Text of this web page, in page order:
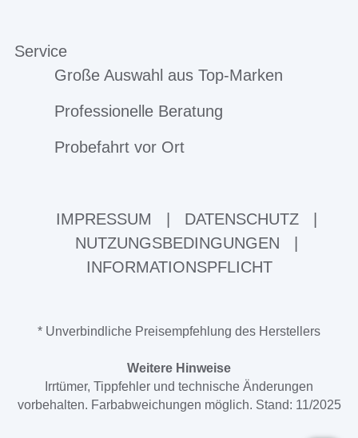
Service
Große Auswahl aus Top-Marken
Professionelle Beratung
Probefahrt vor Ort
IMPRESSUM DATENSCHUTZ
NUTZUNGSBEDINGUNGEN
INFORMATIONSPFLICHT
* Unverbindliche Preisempfehlung des Herstellers
Weitere Hinweise
Irrtümer, Tippfehler und technische Änderungen
vorbehalten. Farbabweichungen möglich. Stand: 11/2025